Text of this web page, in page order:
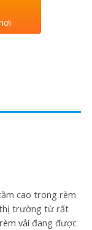
cao trong rèm
thị trường từ rất
rèm vải đang được